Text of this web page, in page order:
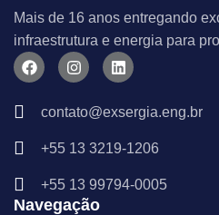
Mais de 16 anos entregando
infraestrutura e energia para
F
a
I
n
t
a
r
m
L
i
k
e
i
contato@exsergia.eng.br
+55 13 3219-1206
+55 13 99794-0005
Navegação